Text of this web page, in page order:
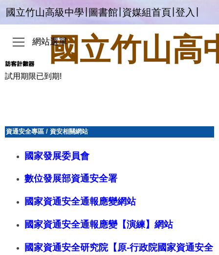
國立竹山高級中學|圖書館|資媒組首頁 登入
國立竹山高
網站選單
試用期限已到期!
資通安全專區 / 資安相關網站
國家發展委員會
數位發展部資通安全署
國家資通安全通報應變網站
國家資通安全通報應變【演練】網站
國家資通安全研究院【原-行政院國家資通安全